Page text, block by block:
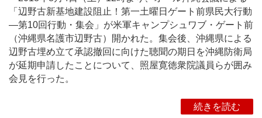
「辺野古新基地建設阻止！第一土曜日ゲート前県民大行動
―第10回行動・集会」が米軍キャンプシュワブ・ゲート前
（沖縄県名護市辺野古）開かれた。集会後、沖縄県による
辺野古埋め立て承認撤回に向けた聴聞の期日を沖縄防衛局
が延期申請したことについて、照屋寛徳衆院議員らが囲み
会見を行った。
続きを読む